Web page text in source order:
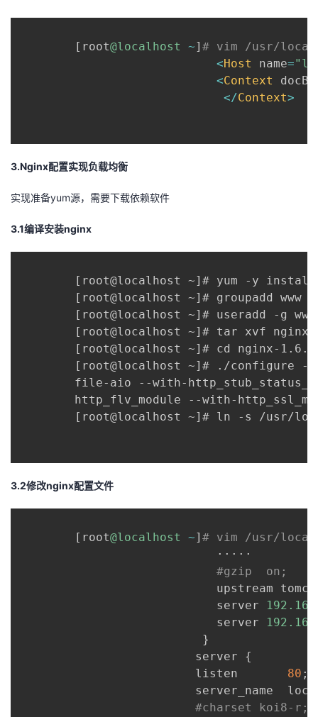
[ root@localhost ~] # vim /usr/
<Host name=
<Context
</Context>
3.Nginx配置实现负载均衡
实现准备yum源，需要下载依赖软件
3.1编译安装nginx
[root@localhost ~]# yum -y
        [root@localhost ~]# groupadd www
[root@localhost ~]# useradd -g
[root@localhost ~]# tar xvf
        [root@localhost ~]# cd nginx-1.6.0
[root@localhost ~]# ./configure
file-aio --with-
http_flv_module --with-
[root@localhost ~]# ln -s /usr/
3.2修改nginx配置文件
[ root@localhost ~] # vim /usr/
                            ·····
#gzip  on;
upstream
                            server
                            server
}
                         server
{
                         listen
80 ;
server_name
#charset koi8-r;